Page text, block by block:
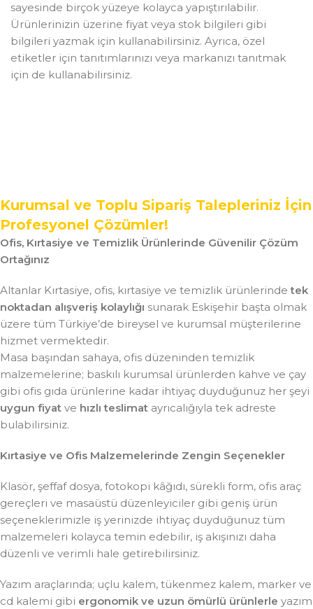
sayesinde birçok yüzeye kolayca yapıştırılabilir.
Ürünlerinizin üzerine fiyat veya stok bilgileri gibi
bilgileri yazmak için kullanabilirsiniz. Ayrıca, özel
etiketler için tanıtımlarınızı veya markanızı tanıtmak
için de kullanabilirsiniz.
Kurumsal ve Toplu Sipariş Talepleriniz İçin
Profesyonel Çözümler!
Ofis, Kırtasiye ve Temizlik Ürünlerinde Güvenilir Çözüm
Ortağınız
Altanlar Kırtasiye, ofis, kırtasiye ve temizlik ürünlerindetek
noktadan alışveriş kolaylığı sunarak Eskişehir başta olmak
üzere tüm Türkiye’de bireysel ve kurumsal müşterilerine
hizmet vermektedir.
Masa başından sahaya, ofis düzeninden temizlik
malzemelerine; baskılı kurumsal ürünlerden kahve ve çay
gibi ofis gıda ürünlerine kadar ihtiyaç duyduğunuz her şeyi
uygun fiyat ve hızlı teslimat ayrıcalığıyla tek adreste
bulabilirsiniz.
Kırtasiye ve Ofis Malzemelerinde Zengin Seçenekler
Klasör, şeffaf dosya, fotokopi kâğıdı, sürekli form, ofis araç
gereçleri ve masaüstü düzenleyiciler gibi geniş ürün
seçeneklerimizle iş yerinizde ihtiyaç duyduğunuz tüm
malzemeleri kolayca temin edebilir, iş akışınızı daha
düzenli ve verimli hale getirebilirsiniz.
Yazım araçlarında; uçlu kalem, tükenmez kalem, marker ve
cd kalemi gibi ergonomik ve uzun ömürlü ürünlerle yazım